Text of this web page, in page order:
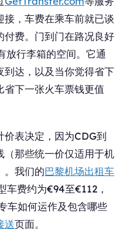
，车费在乘车前就已谈
付费。门到门在路况良好
放行李箱的空间。它通
到达，以及当你觉得省下
下一张火车票钱更值
价表决定，因为CDG到
（那些统一价仅适用于机
。我们的巴黎机场出租车
车费约为€94至€112，
车如何运作及包含哪些
送页面。